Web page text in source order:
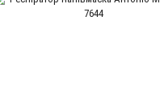
570 грн.